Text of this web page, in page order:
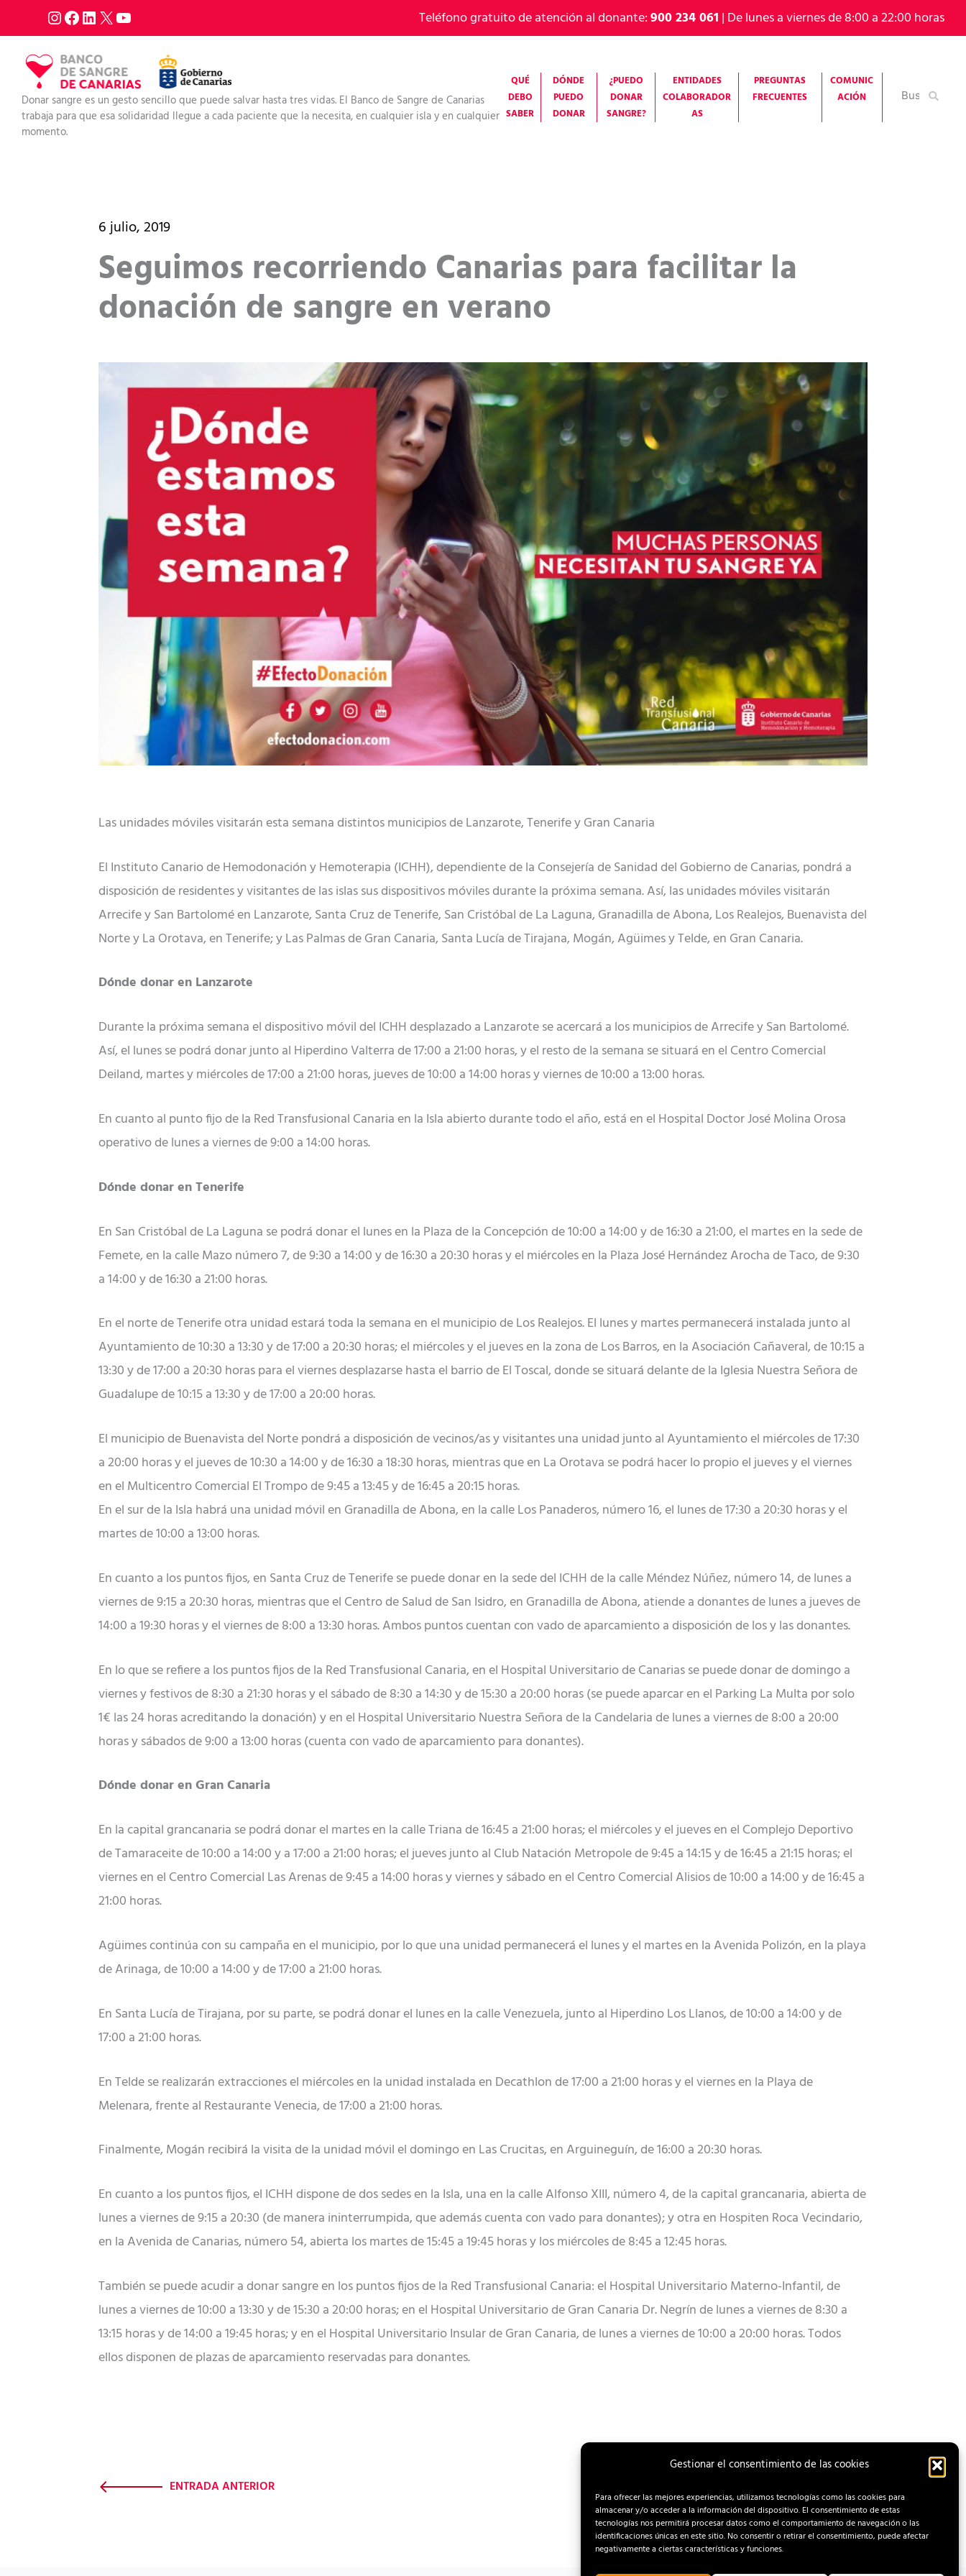
Gestionar el consentimiento de las cookies
Para ofrecer las mejores experiencias, utilizamos tecnologías como las cookies para
almacenar y/o acceder a la información del dispositivo. El consentimiento de estas
tecnologías nos permitirá procesar datos como el comportamiento de navegación o las
identificaciones únicas en este sitio. No consentir o retirar el consentimiento, puede afectar
negativamente a ciertas características y funciones.
al
contenido
Teléfono gratuito de atención al donante:900 234 061 | De lunes a viernes de 8:00 a 22:00 horas
Donar sangre es un gesto sencillo que puede salvar hasta tres vidas. El Banco de Sangre de Canarias
trabaja para que esa solidaridad llegue a cada paciente que la necesita, en cualquier isla y en cualquier
momento.
QUÉ
DEBO
SABER
DÓNDE
PUEDO
DONAR
¿PUEDO
DONAR
SANGRE?
ENTIDADES
COLABORADOR
AS
PREGUNTAS
FRECUENTES
COMUNIC
ACIÓN
Buscar
6 julio, 2019
Seguimos recorriendo Canarias para facilitar la
donación de sangre en verano
Las unidades móviles visitarán esta semana distintos municipios de Lanzarote, Tenerife y Gran Canaria
El Instituto Canario de Hemodonación y Hemoterapia (ICHH), dependiente de la Consejería de Sanidad del Gobierno de Canarias, pondrá a
disposición de residentes y visitantes de las islas sus dispositivos móviles durante la próxima semana. Así, las unidades móviles visitarán
Arrecife y San Bartolomé en Lanzarote, Santa Cruz de Tenerife, San Cristóbal de La Laguna, Granadilla de Abona, Los Realejos, Buenavista del
Norte y La Orotava, en Tenerife; y Las Palmas de Gran Canaria, Santa Lucía de Tirajana, Mogán, Agüimes y Telde, en Gran Canaria.
Dónde donar en Lanzarote
Durante la próxima semana el dispositivo móvil del ICHH desplazado a Lanzarote se acercará a los municipios de Arrecife y San Bartolomé.
Así, el lunes se podrá donar junto al Hiperdino Valterra de 17:00 a 21:00 horas, y el resto de la semana se situará en el Centro Comercial
Deiland, martes y miércoles de 17:00 a 21:00 horas, jueves de 10:00 a 14:00 horas y viernes de 10:00 a 13:00 horas.
En cuanto al punto fijo de la Red Transfusional Canaria en la Isla abierto durante todo el año, está en el Hospital Doctor José Molina Orosa
operativo de lunes a viernes de 9:00 a 14:00 horas.
Dónde donar en Tenerife
En San Cristóbal de La Laguna se podrá donar el lunes en la Plaza de la Concepción de 10:00 a 14:00 y de 16:30 a 21:00, el martes en la sede de
Femete, en la calle Mazo número 7, de 9:30 a 14:00 y de 16:30 a 20:30 horas y el miércoles en la Plaza José Hernández Arocha de Taco, de 9:30
a 14:00 y de 16:30 a 21:00 horas.
En el norte de Tenerife otra unidad estará toda la semana en el municipio de Los Realejos. El lunes y martes permanecerá instalada junto al
Ayuntamiento de 10:30 a 13:30 y de 17:00 a 20:30 horas; el miércoles y el jueves en la zona de Los Barros, en la Asociación Cañaveral, de 10:15 a
13:30 y de 17:00 a 20:30 horas para el viernes desplazarse hasta el barrio de El Toscal, donde se situará delante de la Iglesia Nuestra Señora de
Guadalupe de 10:15 a 13:30 y de 17:00 a 20:00 horas.
El municipio de Buenavista del Norte pondrá a disposición de vecinos/as y visitantes una unidad junto al Ayuntamiento el miércoles de 17:30
a 20:00 horas y el jueves de 10:30 a 14:00 y de 16:30 a 18:30 horas, mientras que en La Orotava se podrá hacer lo propio el jueves y el viernes
en el Multicentro Comercial El Trompo de 9:45 a 13:45 y de 16:45 a 20:15 horas.
En el sur de la Isla habrá una unidad móvil en Granadilla de Abona, en la calle Los Panaderos, número 16, el lunes de 17:30 a 20:30 horas y el
martes de 10:00 a 13:00 horas.
En cuanto a los puntos fijos, en Santa Cruz de Tenerife se puede donar en la sede del ICHH de la calle Méndez Núñez, número 14, de lunes a
viernes de 9:15 a 20:30 horas, mientras que el Centro de Salud de San Isidro, en Granadilla de Abona, atiende a donantes de lunes a jueves de
14:00 a 19:30 horas y el viernes de 8:00 a 13:30 horas. Ambos puntos cuentan con vado de aparcamiento a disposición de los y las donantes.
En lo que se refiere a los puntos fijos de la Red Transfusional Canaria, en el Hospital Universitario de Canarias se puede donar de domingo a
viernes y festivos de 8:30 a 21:30 horas y el sábado de 8:30 a 14:30 y de 15:30 a 20:00 horas (se puede aparcar en el Parking La Multa por solo
1€ las 24 horas acreditando la donación) y en el Hospital Universitario Nuestra Señora de la Candelaria de lunes a viernes de 8:00 a 20:00
horas y sábados de 9:00 a 13:00 horas (cuenta con vado de aparcamiento para donantes).
Dónde donar en Gran Canaria
En la capital grancanaria se podrá donar el martes en la calle Triana de 16:45 a 21:00 horas; el miércoles y el jueves en el Complejo Deportivo
de Tamaraceite de 10:00 a 14:00 y a 17:00 a 21:00 horas; el jueves junto al Club Natación Metropole de 9:45 a 14:15 y de 16:45 a 21:15 horas; el
viernes en el Centro Comercial Las Arenas de 9:45 a 14:00 horas y viernes y sábado en el Centro Comercial Alisios de 10:00 a 14:00 y de 16:45 a
21:00 horas.
Agüimes continúa con su campaña en el municipio, por lo que una unidad permanecerá el lunes y el martes en la Avenida Polizón, en la playa
de Arinaga, de 10:00 a 14:00 y de 17:00 a 21:00 horas.
En Santa Lucía de Tirajana, por su parte, se podrá donar el lunes en la calle Venezuela, junto al Hiperdino Los Llanos, de 10:00 a 14:00 y de
17:00 a 21:00 horas.
En Telde se realizarán extracciones el miércoles en la unidad instalada en Decathlon de 17:00 a 21:00 horas y el viernes en la Playa de
Melenara, frente al Restaurante Venecia, de 17:00 a 21:00 horas.
Finalmente, Mogán recibirá la visita de la unidad móvil el domingo en Las Crucitas, en Arguineguín, de 16:00 a 20:30 horas.
En cuanto a los puntos fijos, el ICHH dispone de dos sedes en la Isla, una en la calle Alfonso XIII, número 4, de la capital grancanaria, abierta de
lunes a viernes de 9:15 a 20:30 (de manera ininterrumpida, que además cuenta con vado para donantes); y otra en Hospiten Roca Vecindario,
en la Avenida de Canarias, número 54, abierta los martes de 15:45 a 19:45 horas y los miércoles de 8:45 a 12:45 horas.
También se puede acudir a donar sangre en los puntos fijos de la Red Transfusional Canaria: el Hospital Universitario Materno-Infantil, de
lunes a viernes de 10:00 a 13:30 y de 15:30 a 20:00 horas; en el Hospital Universitario de Gran Canaria Dr. Negrín de lunes a viernes de 8:30 a
13:15 horas y de 14:00 a 19:45 horas; y en el Hospital Universitario Insular de Gran Canaria, de lunes a viernes de 10:00 a 20:00 horas. Todos
ellos disponen de plazas de aparcamiento reservadas para donantes.
ENTRADA ANTERIOR